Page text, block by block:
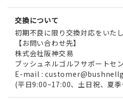
交換について
初期不良に限り交換対応をいたし
【お問い合わせ先】
株式会社阪神交易
ブッシュネルゴルフサポートセ
E-mail :
(平日9:00~17:00、土日祝、夏